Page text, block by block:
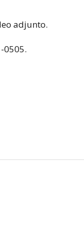
adjunto.
0505.